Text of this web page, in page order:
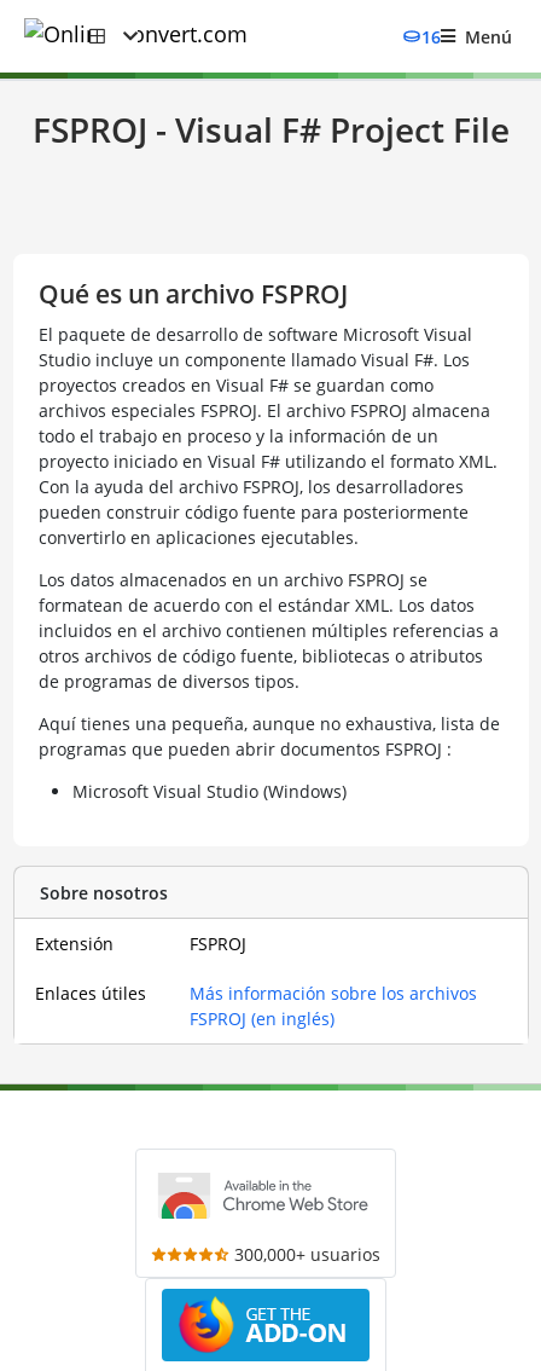
16 Menú
FSPROJ - Visual F# Project File
Qué es un archivo FSPROJ
El paquete de desarrollo de software Microsoft Visual
Studio incluye un componente llamado Visual F#. Los
proyectos creados en Visual F# se guardan como
archivos especiales FSPROJ. El archivo FSPROJ almacena
todo el trabajo en proceso y la información de un
proyecto iniciado en Visual F# utilizando el formato XML.
Con la ayuda del archivo FSPROJ, los desarrolladores
pueden construir código fuente para posteriormente
convertirlo en aplicaciones ejecutables.
Los datos almacenados en un archivo FSPROJ se
formatean de acuerdo con el estándar XML. Los datos
incluidos en el archivo contienen múltiples referencias a
otros archivos de código fuente, bibliotecas o atributos
de programas de diversos tipos.
Aquí tienes una pequeña, aunque no exhaustiva, lista de
programas que pueden abrir documentos FSPROJ :
Microsoft Visual Studio (Windows)
Sobre nosotros
Extensión FSPROJ
Enlaces útiles
Más información sobre los archivos
FSPROJ (en inglés)
300,000+ usuarios